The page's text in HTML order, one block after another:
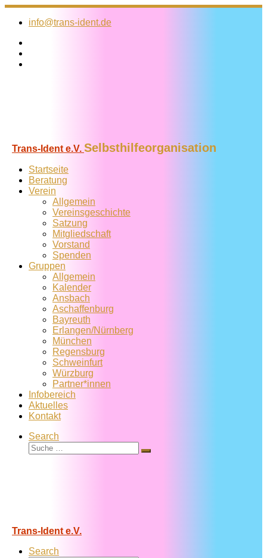
Zum
Inhalt
info@trans-ident.de
Trans-Ident e.V. Selbsthilfeorganisation
Startseite
Beratung
Verein
Allgemein
Vereins­geschichte
Satzung
Mitglied­schaft
Vorstand
Spenden
Gruppen
Allgemein
Kalender
Ansbach
Aschaffenburg
Bayreuth
Erlangen/Nürnberg
München
Regensburg
Schweinfurt
Würzburg
Partner*innen
Infobereich
Aktuelles
Kontakt
Search
Suche
Suche
Trans-Ident e.V.
Search